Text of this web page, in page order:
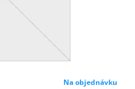
Na objednávku